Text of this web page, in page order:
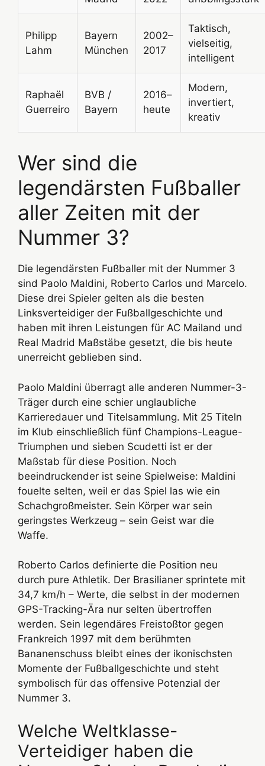
Philipp
Lahm
Bayern
München
2002–
2017
Taktisch,
vielseitig,
intelligent
Raphaël
Guerreiro
BVB /
Bayern
2016–
heute
Modern,
invertiert,
kreativ
Wer sind die
legendärsten Fußballer
aller Zeiten mit der
Nummer 3?
Die legendärsten Fußballer mit der Nummer 3
sind Paolo Maldini, Roberto Carlos und Marcelo.
Diese drei Spieler gelten als die besten
Linksverteidiger der Fußballgeschichte und
haben mit ihren Leistungen für AC Mailand und
Real Madrid Maßstäbe gesetzt, die bis heute
unerreicht geblieben sind.
Paolo Maldini überragt alle anderen Nummer-3-
Träger durch eine schier unglaubliche
Karrieredauer und Titelsammlung. Mit 25 Titeln
im Klub einschließlich fünf Champions-League-
Triumphen und sieben Scudetti ist er der
Maßstab für diese Position. Noch
beeindruckender ist seine Spielweise: Maldini
fouelte selten, weil er das Spiel las wie ein
Schachgroßmeister. Sein Körper war sein
geringstes Werkzeug – sein Geist war die
Waffe.
Roberto Carlos definierte die Position neu
durch pure Athletik. Der Brasilianer sprintete mit
34,7 km/h – Werte, die selbst in der modernen
GPS-Tracking-Ära nur selten übertroffen
werden. Sein legendäres Freistoßtor gegen
Frankreich 1997 mit dem berühmten
Bananenschuss bleibt eines der ikonischsten
Momente der Fußballgeschichte und steht
symbolisch für das offensive Potenzial der
Nummer 3.
Welche Weltklasse-
Verteidiger haben die